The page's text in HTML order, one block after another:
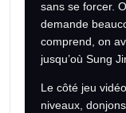
sans se forcer.
demande
comprend, on
jusqu’où Sung
Le côté jeu
niveaux,